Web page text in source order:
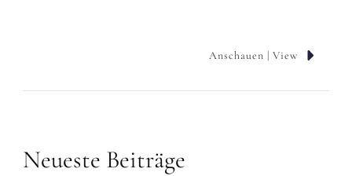
Anschauen | View
Neueste Beiträge